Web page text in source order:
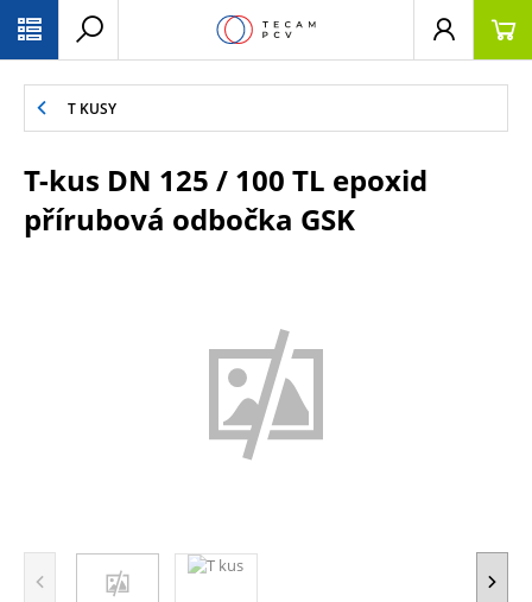
T KUSY
T-kus DN 125 / 100 TL epoxid
přírubová odbočka GSK